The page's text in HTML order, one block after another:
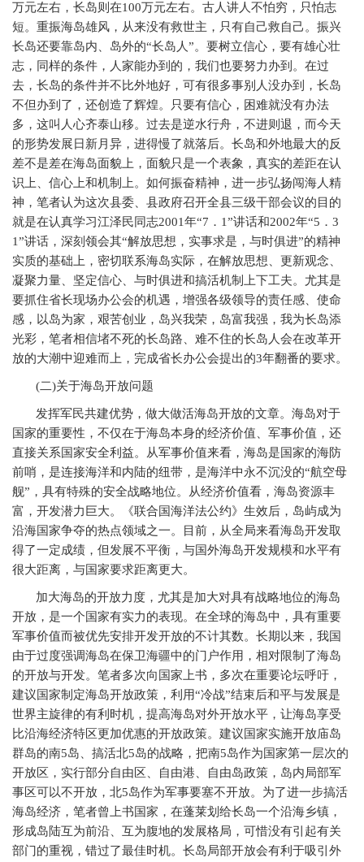
万元左右，长岛则在100万元左右。古人讲人不怕穷，只怕志
短。重振海岛雄风，从来没有救世主，只有自己救自己。振兴
长岛还要靠岛内、岛外的“长岛人”。要树立信心，要有雄心壮
志，同样的条件，人家能办到的，我们也要努力办到。在过
去，长岛的条件并不比外地好，可有很多事别人没办到，长岛
不但办到了，还创造了辉煌。只要有信心，困难就没有办法
多，这叫人心齐泰山移。过去是逆水行舟，不进则退，而今天
的形势发展日新月异，进得慢了就落后。长岛和外地最大的反
差不是差在海岛面貌上，面貌只是一个表象，真实的差距在认
识上、信心上和机制上。如何振奋精神，进一步弘扬闯海人精
神，笔者认为这次县委、县政府召开全县三级干部会议的目的
就是在认真学习江泽民同志2001年“7．1”讲话和2002年“5．3
1”讲话，深刻领会其“解放思想，实事求是，与时俱进”的精神
实质的基础上，密切联系海岛实际，在解放思想、更新观念、
凝聚力量、坚定信心、与时俱进和搞活机制上下工夫。尤其是
要抓住省长现场办公会的机遇，增强各级领导的责任感、使命
感，以岛为家，艰苦创业，岛兴我荣，岛富我强，我为长岛添
光彩，笔者相信堵不死的长岛路、难不住的长岛人会在改革开
放的大潮中迎难而上，完成省长办公会提出的3年翻番的要求。
(二)关于海岛开放问题
发挥军民共建优势，做大做活海岛开放的文章。海岛对于
国家的重要性，不仅在于海岛本身的经济价值、军事价值，还
直接关系国家安全利益。从军事价值来看，海岛是国家的海防
前哨，是连接海洋和内陆的纽带，是海洋中永不沉没的“航空母
舰”，具有特殊的安全战略地位。从经济价值看，海岛资源丰
富，开发潜力巨大。《联合国海洋法公约》生效后，岛屿成为
沿海国家争夺的热点领域之一。目前，从全局来看海岛开发取
得了一定成绩，但发展不平衡，与国外海岛开发规模和水平有
很大距离，与国家要求距离更大。
加大海岛的开放力度，尤其是加大对具有战略地位的海岛
开放，是一个国家有实力的表现。在全球的海岛中，具有重要
军事价值而被优先安排开发开放的不计其数。长期以来，我国
由于过度强调海岛在保卫海疆中的门户作用，相对限制了海岛
的开放与开发。笔者多次向国家上书，多次在重要论坛呼吁，
建议国家制定海岛开放政策，利用“冷战”结束后和平与发展是
世界主旋律的有利时机，提高海岛对外开放水平，让海岛享受
比沿海经济特区更加优惠的开放政策。建议国家实施开放庙岛
群岛的南5岛、搞活北5岛的战略，把南5岛作为国家第一层次的
开放区，实行部分自由区、自由港、自由岛政策，岛内局部军
事区可以不开放，北5岛作为军事要塞不开放。为了进一步搞活
海岛经济，笔者曾上书国家，在蓬莱划给长岛一个沿海乡镇，
形成岛陆互为前沿、互为腹地的发展格局，可惜没有引起有关
部门的重视，错过了最佳时机。长岛局部开放会有利于吸引外